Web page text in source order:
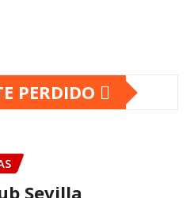
PERDIDO
Sevilla